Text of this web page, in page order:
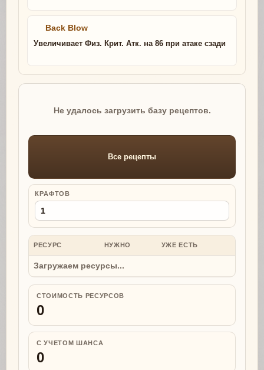
Back Blow
Увеличивает Физ. Крит. Атк. на 86 при атаке сзади
Не удалось загрузить базу рецептов.
Все рецепты
КРАФТОВ
РЕСУРС НУЖНО УЖЕ ЕСТЬ
Загружаем ресурсы...
СТОИМОСТЬ РЕСУРСОВ
0
С УЧЕТОМ ШАНСА
0